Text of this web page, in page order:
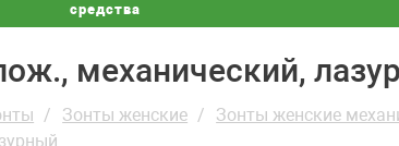
средства
механический,
Зонты женские
Зонты женские